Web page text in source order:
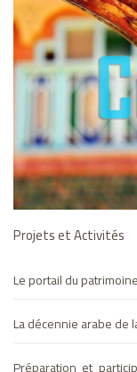
Améliorer la qualité
préscolaire à l’échelle
Technologie et
La Décennie Arabe
الاستشارية الدائمة
حالات الطوارئ والأزمات
Projets et Activités
Le portail du
La décennie arabe de